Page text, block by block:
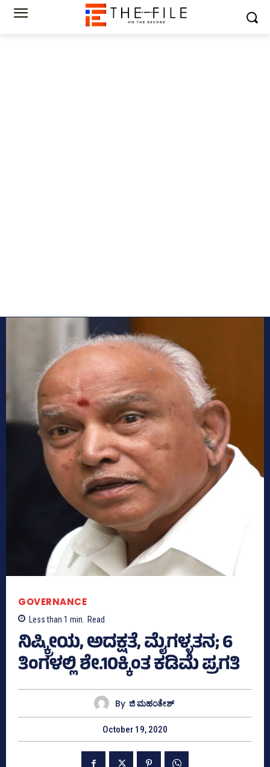
GOVERNANCE
Less than 1 min. Read
ನಿಷ್ಕ್ರೀಯ, ಅದಕ್ಷತೆ, ಮೈಗಳ್ಳತನ; 6
ತಿಂಗಳಲ್ಲಿ ಶೇ.10ಕ್ಕಿಂತ ಕಡಿಮೆ ಪ್ರಗತಿ
By ಜಿ ಮಹಂತೇಶ್
October 19, 2020